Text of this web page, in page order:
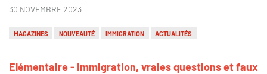
30 NOVEMBRE 2023
MAGAZINES NOUVEAUTÉ IMMIGRATION ACTUALITÉS
Elémentaire - Immigration, vraies questions et faux